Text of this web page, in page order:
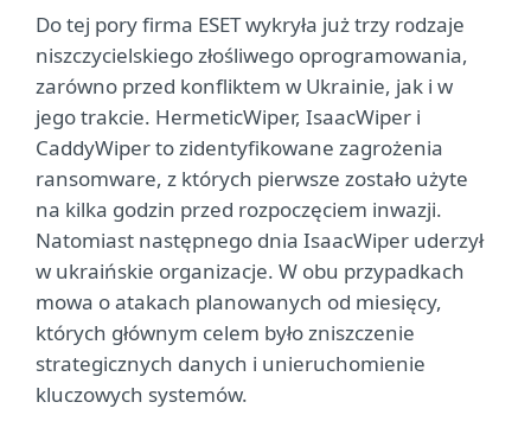
Do tej pory firma ESET wykryła już trzy rodzaje
niszczycielskiego złośliwego oprogramowania,
zarówno przed konfliktem w Ukrainie, jak i w
jego trakcie. HermeticWiper, IsaacWiper i
CaddyWiper to zidentyfikowane zagrożenia
ransomware, z których pierwsze zostało użyte
na kilka godzin przed rozpoczęciem inwazji.
Natomiast następnego dnia IsaacWiper uderzył
w ukraińskie organizacje. W obu przypadkach
mowa o atakach planowanych od miesięcy,
których głównym celem było zniszczenie
strategicznych danych i unieruchomienie
kluczowych systemów.